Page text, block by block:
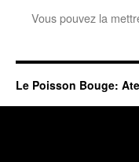
Vous pouvez la
Le Poisson Bouge: